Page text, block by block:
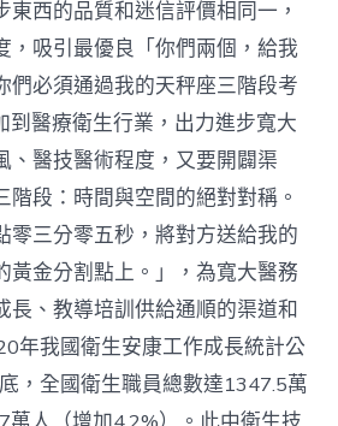
西的品質和迷信評價相同一，
，吸引最優良「你們兩個，給我
們必須通過我的天秤座三階段考
醫療衛生行業，出力進步寬大
、醫技醫術程度，又要開闢渠
階段：時間與空間的絕對對稱。
零三分零五秒，將對方送給我的
黃金分割點上。」，為寬大醫務
長、教導培訓供給通順的渠道和
年我國衛生安康工作成長統計公
，全國衛生職員總數達1347.5萬